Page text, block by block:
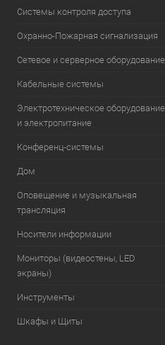
Системы контроля доступа
Охранно-Пожарная сигнализация
Сетевое и серверное оборудование
Кабельные системы
Электротехническое оборудование
и электропитание
Конференц-системы
Дом
Оповещение и музыкальная
трансляция
Носители информации
Мониторы (видеостены, LED
экраны)
Инструменты
Шкафы и Щиты